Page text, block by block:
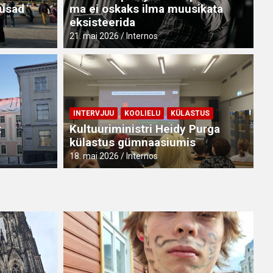
KÜLASTUS
kogemus Pavias: põnev
lõbusad seiklused
2026 Internos
ma ei oskaks ilma muusikata
eksisteerida
21. mai 2026 Internos
INTERVJUU KOOLIELU KÜLASTUS
Kultuuriministri Heidy Purga
külastus gümnaasiumis
18. mai 2026 Internos